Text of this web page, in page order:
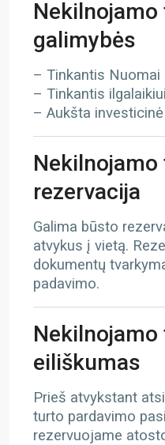
galimybės
– Tinkantis Nuomai
– Tinkantis
– Aukšta
rezervacija
Galima būsto
atvykus į vietą.
dokumentų
padavimo.
eiliškumas
Prieš atvykstant
turto pardavimo
rezervuojame